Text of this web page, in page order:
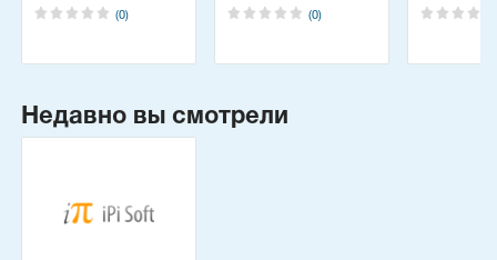
(0) (0)
Недавно вы смотрели